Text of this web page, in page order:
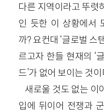
다른 지역이라고 뚜렷
인 듯한 이 상황에서
까? 요컨대 ‘글로벌 스
르고자 한들 현재의 ‘
드’가 없어 보이는 것이
새로울 것도 없는 이
입에 뒤이어 전쟁과